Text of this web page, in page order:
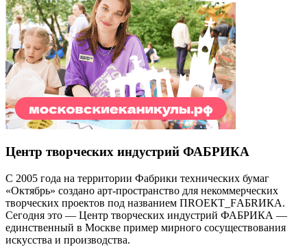
Центр творческих индустрий ФАБРИКА
С 2005 года на территории Фабрики технических бумаг
«Октябрь» создано арт-пространство для некоммерческих
творческих проектов под названием ПRОЕКТ_FАБRИКА.
Сегодня это — Центр творческих индустрий ФАБРИКА —
единственный в Москве пример мирного сосуществования
искусства и производства.